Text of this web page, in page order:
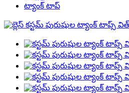
ట్యాంక్ టాప్